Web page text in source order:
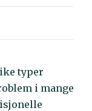
typer
i mange